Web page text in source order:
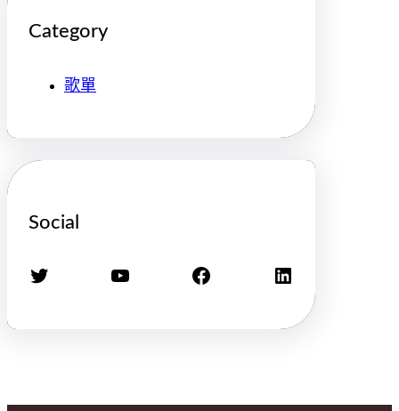
Category
歌單
Social
X YouTube Facebook LinkedIn